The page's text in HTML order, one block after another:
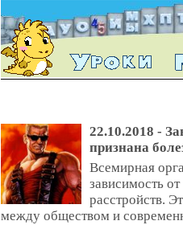
22.10.2018 -
признана
Всемирная
зависимость
расстройств.
между обществом и